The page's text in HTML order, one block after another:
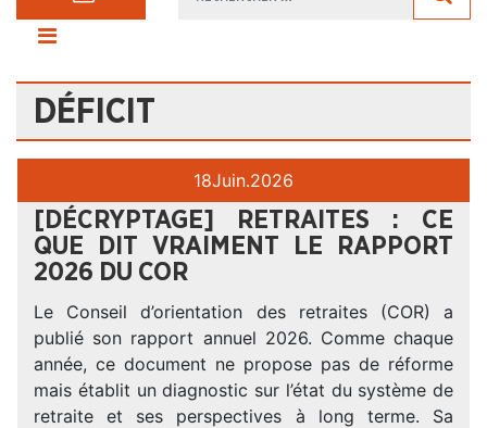
DÉFICIT
18Juin.2026
[DÉCRYPTAGE] RETRAITES : CE
QUE DIT VRAIMENT LE RAPPORT
2026 DU COR
Le Conseil d’orientation des retraites (COR) a
publié son rapport annuel 2026. Comme chaque
année, ce document ne propose pas de réforme
mais établit un diagnostic sur l’état du système de
retraite et ses perspectives à long terme. Sa